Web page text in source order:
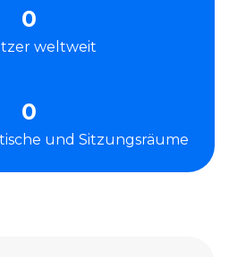
0
weltweit
0
und Sitzungsräume